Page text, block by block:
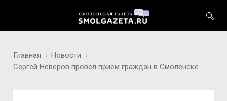
Главная
Новости
Сергей Неверов провёл приём граждан в Смоленске